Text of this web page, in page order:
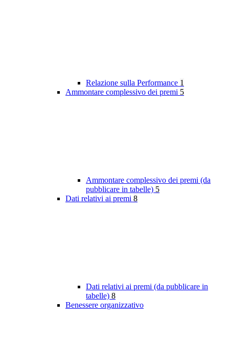
Relazione sulla Performance 1
Ammontare complessivo dei premi 5
Ammontare complessivo dei premi (da
pubblicare in tabelle) 5
Dati relativi ai premi 8
Dati relativi ai premi (da pubblicare in
tabelle) 8
Benessere organizzativo